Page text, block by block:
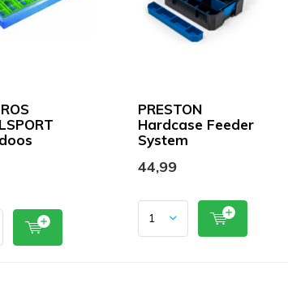
PRESTON
Hardcase Feeder
System
44,99